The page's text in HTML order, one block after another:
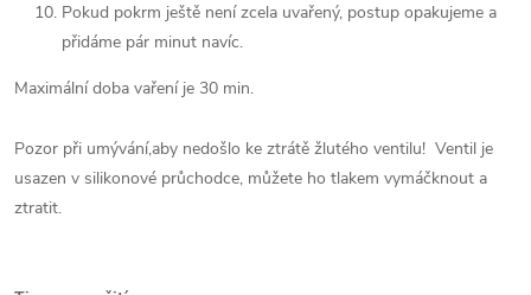
Pokud pokrm ještě není zcela uvařený, postup opakujeme a
přidáme pár minut navíc.
Maximální doba vaření je 30 min.
Pozor při umývání,aby nedošlo ke ztrátě žlutého ventilu! Ventil je
usazen v silikonové průchodce, můžete ho tlakem vymáčknout a
ztratit.